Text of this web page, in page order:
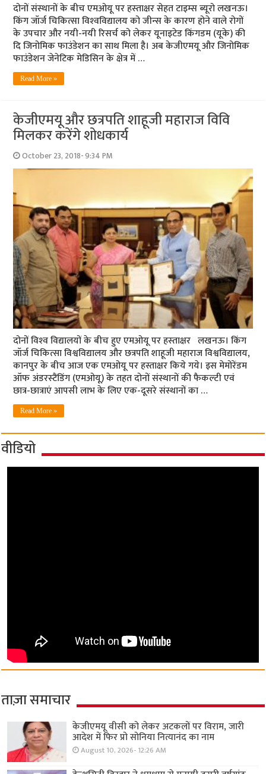
दोनों संस्‍थानों के बीच एमओयू पर हस्‍ताक्षर सेहत टाइम्‍स ब्‍यूरो लखनऊ।
किंग जॉर्ज चिकित्‍सा विश्‍वविद्यालय को जीन्‍स के कारण होने वाले रोगों
के उपचार और नयी-नयी रिसर्च को लेकर यूनाइटेड किंगडम (यूके) की
दि जिनोमिक फाउंडेशन का साथ मिला है। अब केजीएमयू और जिनोमिक
फाउंडेशन जेनेटिक मेडिसिन के क्षेत्र में …
Read More »
केजीएमयू और छत्रपति शाहूजी महाराज विवि
मिलकर करेंगे शोधकार्य
October 23, 2018- 9:34 PM
दोनों विश्‍व विद्यालयों के बीच हुए एमओयू पर हस्‍ताक्षर लखनऊ। किंग
जॉर्ज चिकित्सा विश्वविद्यालय और छत्रपति शाहूजी महाराज विश्वविद्यालय,
कानपुर के बीच आज एक एमओयू पर हस्ताक्षर किये गये। इस मेमोरेंडम
ऑफ अंडरस्‍टैंडिंग (एमओयू) के तहत दोनों संस्थानों की फैकल्‍टी एवं
छात्र-छात्राएं आपसी लाभ के लिए एक-दूसरे संस्थानों का …
Read More »
वीडियो
ताज़ा समाचार
केजीएमयू वीसी को लेकर अटकलों पर विराम, जारी
आदेश में फिर प्रो सोनिया नित्यानंद का नाम
August 10, 2026- 12:26 AM